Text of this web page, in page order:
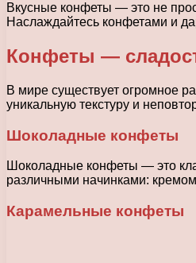
Вкусные конфеты — это не
Наслаждайтесь конфетами и
Конфеты —
В мире существует огромное
уникальную текстуру и
Шоколадные конфеты
Шоколадные конфеты — это
различными начинками:
Карамельные конфеты